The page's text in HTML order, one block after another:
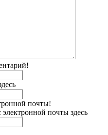
почты!
почты здесь